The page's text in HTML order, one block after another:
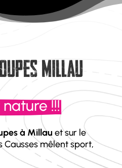
Millau
!!!
à Millau et sur le
mêlent sport,